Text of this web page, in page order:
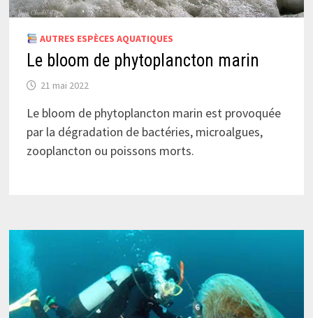
AUTRES ESPÈCES AQUATIQUES
Le bloom de phytoplancton marin
21 mai 2022
Le bloom de phytoplancton marin est provoquée
par la dégradation de bactéries, microalgues,
zooplancton ou poissons morts.